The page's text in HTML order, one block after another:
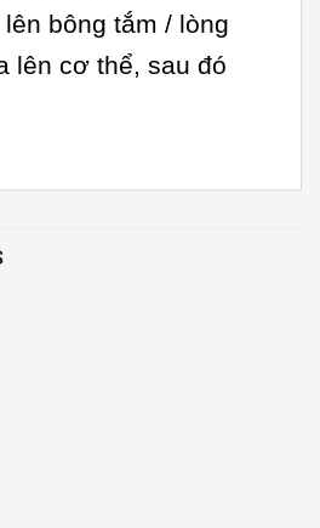
bông tắm / lòng
lên cơ thể, sau đó